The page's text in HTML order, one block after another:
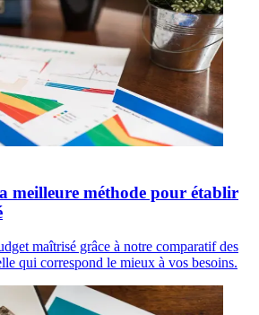
meilleure méthode pour établir
maîtrisé grâce à notre comparatif des
qui correspond le mieux à vos besoins.